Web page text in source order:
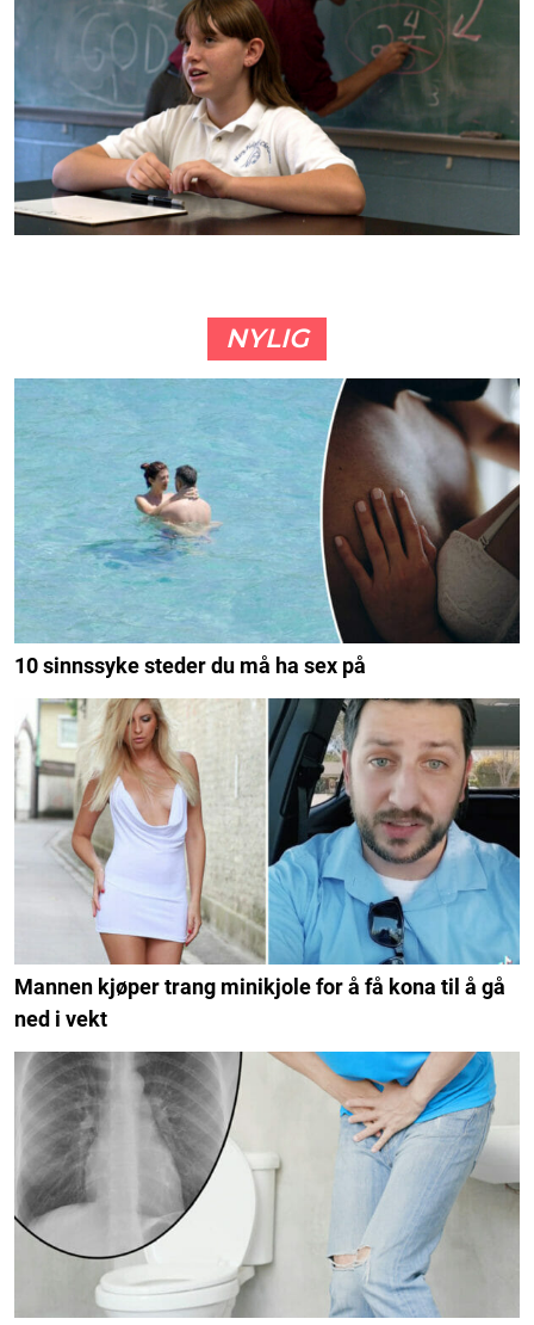
NYLIG
10 sinnssyke steder du må ha sex på
Mannen kjøper trang minikjole for å få kona til å gå
ned i vekt